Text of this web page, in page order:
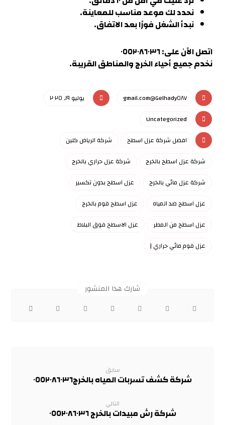
نحدد لك موعد مناسب للمعاينة.
نبدأ الشغل فورًا بعد الاتفاق.
اتصل الآن على: ٠٥٥٢٠٨٦٠٣٦
نخدم جميع أحياء الخرج والمناطق القريبة.
Gelhady٥٨٧@gmail.com
يوليو ١٩, ٢٠٢٥
Uncategorized
افضل شركة عزل اسطح
شركة الرياض كلين
شركة عزل اسطح بالخرج
شركة عزل حراري بالخرج
شركة عزل مائي بالخرج
عزل اسطح بدون تكسير
عزل اسطح ضد المياه
عزل اسطح فوم بالخرج
عزل اسطح من المطر
عزل الاسطح فوق البلاط
عزل فوم مائي حراري |
سابق
شركة كشف تسربات المياه بالخرج٠٥٥٢٠٨٦٠٣٦
التالي
شركة رش مبيدات بالخرج ٠٥٥٢٠٨٦٠٣٦